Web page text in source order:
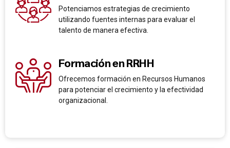
Potenciamos estrategias de crecimiento
utilizando fuentes internas para evaluar el
talento de manera efectiva.
Formación en RRHH
Ofrecemos formación en Recursos Humanos
para potenciar el crecimiento y la efectividad
organizacional.